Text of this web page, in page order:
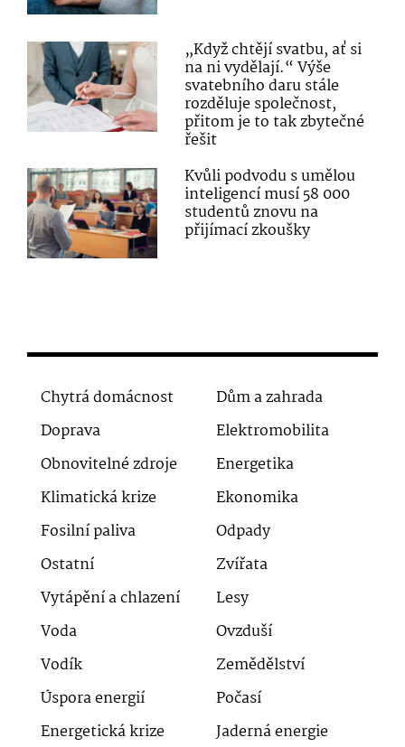
„Když chtějí svatbu, ať si
na ni vydělají.“ Výše
svatebního daru stále
rozděluje společnost,
přitom je to tak zbytečné
řešit
Kvůli podvodu s umělou
inteligencí musí 58 000
studentů znovu na
přijímací zkoušky
Chytrá domácnost
Dům a zahrada
Doprava
Elektromobilita
Obnovitelné zdroje
Energetika
Klimatická krize
Ekonomika
Fosilní paliva
Odpady
Ostatní
Zvířata
Vytápění a chlazení
Lesy
Voda
Ovzduší
Vodík
Zemědělství
Úspora energií
Počasí
Energetická krize
Jaderná energie